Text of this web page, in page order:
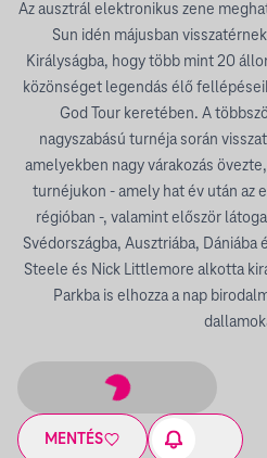
Az ausztrál elektronikus zene
Sun idén májusban
Királyságba, hogy több mint 20
közönséget legendás élő
God Tour keretében. A
nagyszabású turnéja során
amelyekben nagy várakozás
turnéjukon - amely hat év után az
régióban -, valamint először
Svédországba, Ausztriába, Dániába
Steele és Nick Littlemore alkotta
Parkba is elhozza a nap
MENTÉS